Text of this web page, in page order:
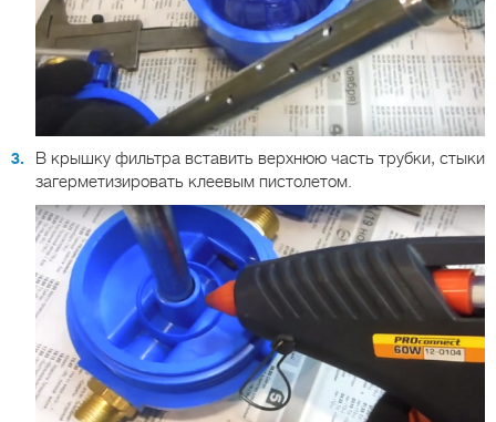
В крышку фильтра вставить верхнюю часть трубки, стыки
загерметизировать клеевым пистолетом.